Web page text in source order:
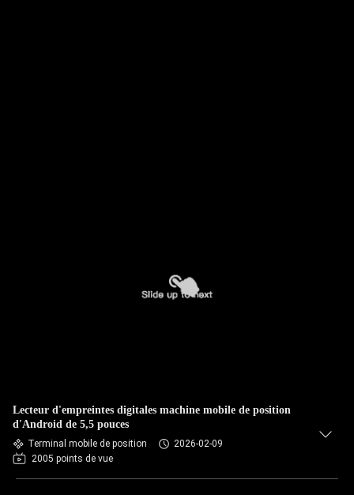
Lecteur d'empreintes digitales machine mobile de position
d'Android de 5,5 pouces
Terminal mobile de position
2026-02-09
2005 points de vue